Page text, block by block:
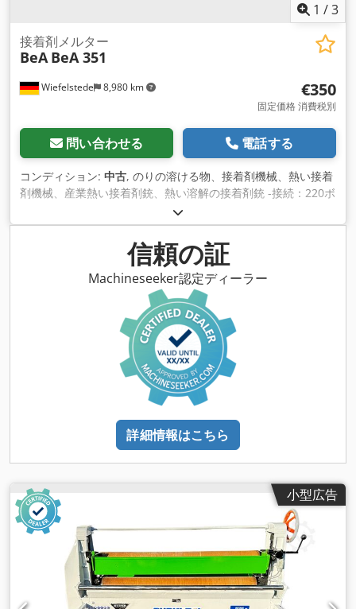
1 /3
Wiefelstede 8,980 km
接着剤メルター
BeA BeA 351
€350
固定価格 消費税別
問い合わせる 電話する
コンディション: 中古, のりの溶ける物、接着剤機械、熱い接着
剤機械、産業熱い接着剤銃、熱い溶解の接着剤銃 -接続：220ボ
ルト -電源：500ワット -最大4.2kg/時間の溶融能力4.2 kg/時間
-機械：電熱式 -カートリッジ用 -資金提供：圧縮空気 -重量：
1.8kg Djdpfx Aleb A Tayjyokr信頼の証
Machineseeker認定ディーラー
詳細情報はこちら
小型広告